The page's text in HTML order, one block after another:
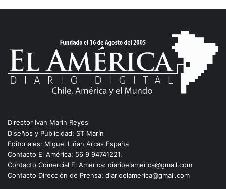
Director Ivan Marin Reyes
Diseños y Publicidad: ST Marín
Editoriales: Miguel Liñan Arcas España
Contacto El América: 56 9 94741221.
Contacto Comercial El América: diarioelamerica@gmail.com
Contacto Dirección de Prensa: diarioelamerica@gmail.com